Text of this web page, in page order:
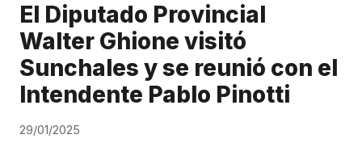
El Diputado Provincial
Walter Ghione visitó
Sunchales y se reunió con el
Intendente Pablo Pinotti
29/01/2025